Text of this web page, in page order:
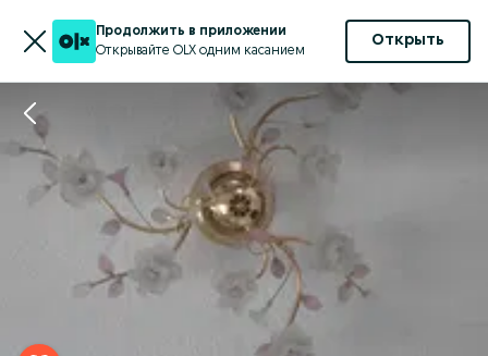
Продолжить в приложении
Открывайте OLX одним касанием
Открыть